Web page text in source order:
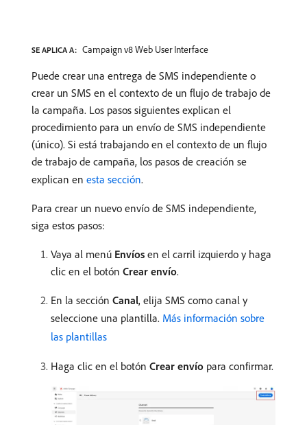
SE APLICA A: Campaign v8 Web User Interface
Puede crear una entrega de SMS independiente o
crear un SMS en el contexto de un flujo de trabajo de
la campaña. Los pasos siguientes explican el
procedimiento para un envío de SMS independiente
(único). Si está trabajando en el contexto de un flujo
de trabajo de campaña, los pasos de creación se
explican en esta sección.
Para crear un nuevo envío de SMS independiente,
siga estos pasos:
Vaya al menú Envíos en el carril izquierdo y haga
clic en el botón Crear envío.
En la sección Canal, elija SMS como canal y
seleccione una plantilla. Más información sobre
las plantillas
Haga clic en el botón Crear envío para confirmar.